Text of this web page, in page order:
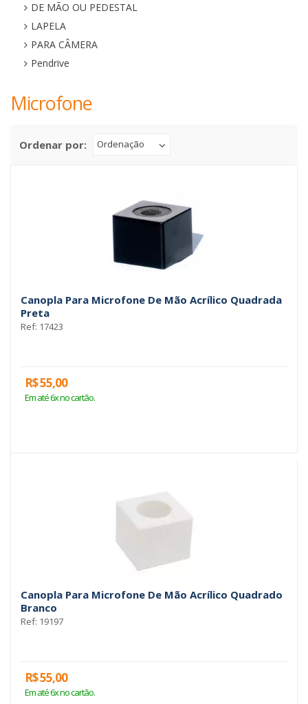
DE MÃO OU PEDESTAL
LAPELA
PARA CÂMERA
Pendrive
Microfone
Ordenar por: Ordenação
Canopla Para Microfone De Mão Acrílico Quadrada
Preta
Ref: 17423
R$ 55,00
Em até 6x no cartão.
Canopla Para Microfone De Mão Acrílico Quadrado
Branco
Ref: 19197
R$ 55,00
Em até 6x no cartão.